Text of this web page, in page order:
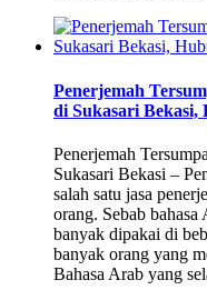
Penerjemah
di Sukasari Bekasi,
Penerjemah
Sukasari Bekasi –
salah satu jasa
orang. Sebab bahasa
banyak dipakai di
banyak orang yang
Bahasa Arab yang